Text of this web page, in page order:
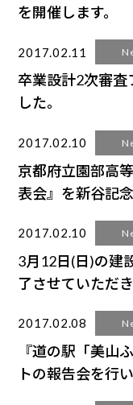
を開催します。
2017.02.11
卒業設計2次審査
した。
2017.02.10
京都府立園部高
表会』を新谷記
2017.02.10
3月12日(日)の建
了させていただき
2017.02.08
『道の駅「美山
トの報告会を行